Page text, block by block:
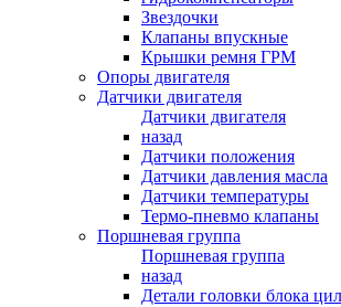
Звездочки
Клапаны впускные
Крышки ремня ГРМ
Опоры двигателя
Датчики двигателя
Датчики двигателя
назад
Датчики положения
Датчики давления масла
Датчики температуры
Термо-пневмо клапаны
Поршневая группа
Поршневая группа
назад
Детали головки блока